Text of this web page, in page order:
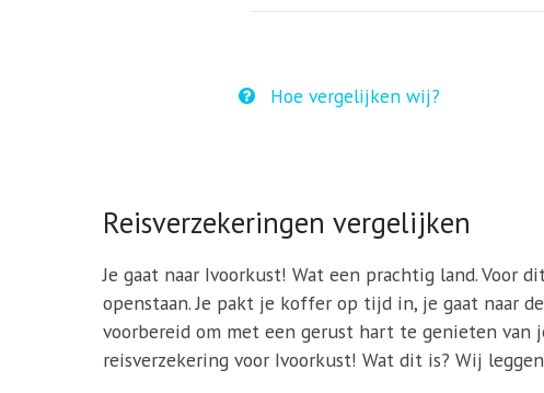
Hoe vergelijken wij?
Reisverzekeringen vergelijken
Je gaat naar Ivoorkust! Wat een prachtig land.
openstaan. Je pakt je koffer op tijd in, je gaat naar
voorbereid om met een gerust hart te genieten van
reisverzekering voor Ivoorkust! Wat dit is? Wij